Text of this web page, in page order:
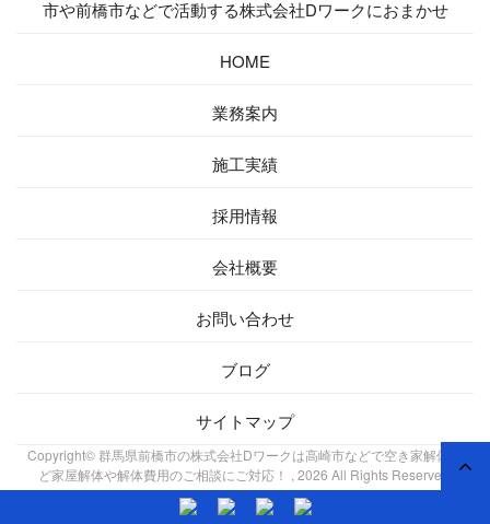
市や前橋市などで活動する株式会社Dワークにおまかせ
HOME
業務案内
施工実績
採用情報
会社概要
お問い合わせ
ブログ
サイトマップ
Copyright© 群馬県前橋市の株式会社Dワークは高崎市などで空き家解体な
ど家屋解体や解体費用のご相談にご対応！ , 2026 All Rights Reserved.